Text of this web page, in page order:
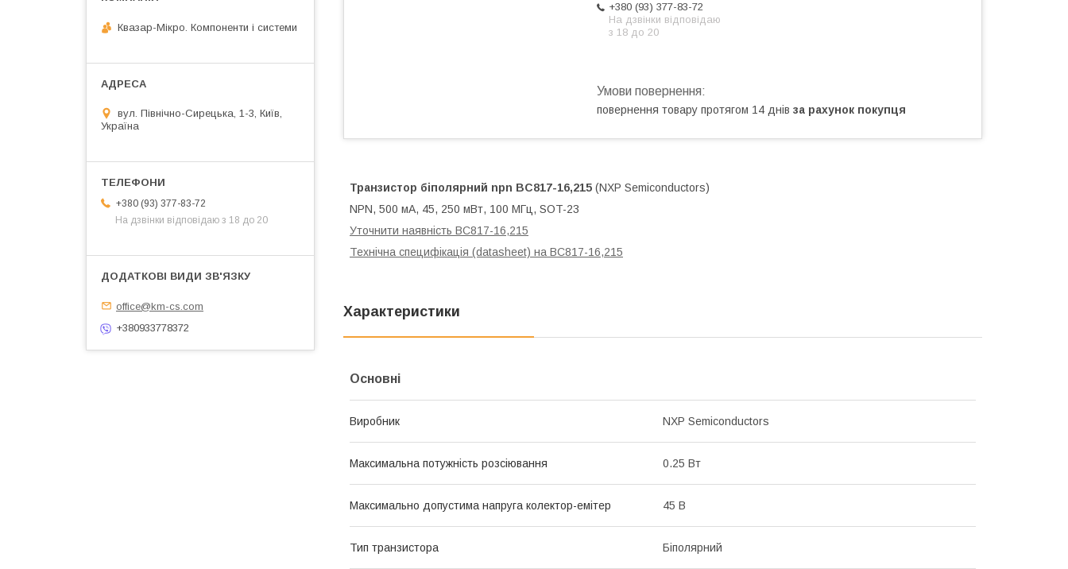
+380 (93) 377-83-72
На дзвінки відповідаю
з 18 до 20
повернення товару протягом 14 днів за рахунок покупця
Транзистор біполярний npn BC817-16,215 (NXP Semiconductors)
NPN, 500 мА, 45, 250 мВт, 100 МГц, SOT-23
Уточнити наявність BC817-16,215
Технічна специфікація (datasheet) на BC817-16,215
Характеристики
Основні
Виробник NXP Semiconductors
Максимальна потужність розсіювання 0.25 Вт
Максимально допустима напруга колектор-емітер 45 В
Тип транзистора Біполярний
Квазар-Мікро. Компоненти і системи
вул. Північно-Сирецька, 1-3, Київ,
Україна
+380 (93) 377-83-72
На дзвінки відповідаю з 18 до 20
office@km-cs.com
+380933778372